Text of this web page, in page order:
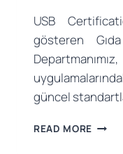
USB
gösteren
güncel
READ MORE